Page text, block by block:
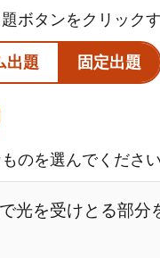
ボタンをクリック
出題 固定出題
のを選んでください
光を受けとる部分